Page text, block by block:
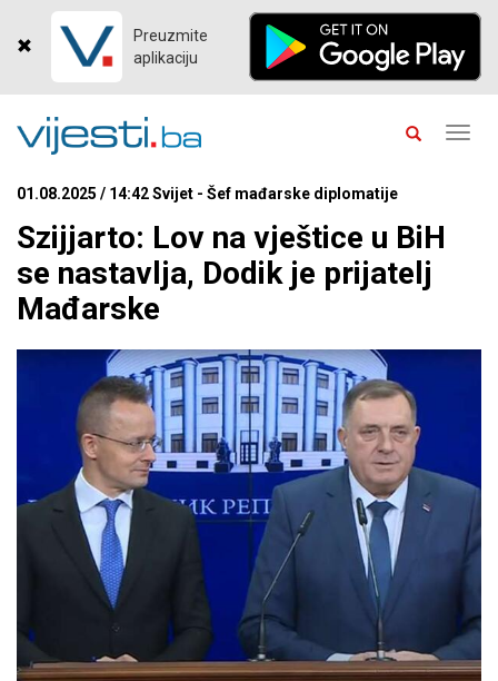
Preuzmite
aplikaciju
01.08.2025 / 14:42 Svijet - Šef mađarske diplomatije
Szijjarto: Lov na vještice u BiH
se nastavlja, Dodik je prijatelj
Mađarske